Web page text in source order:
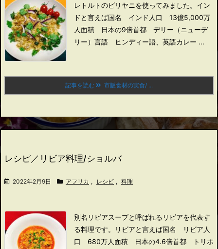
レトルトのビリヤニを使ってみました。 イン
ドと言えば国名 インド 人口 13億5,000万
人面積 日本の9倍首都 デリー（ニューデ
リー） 言語 ヒンディー語、英語カレー ...
記事を読む 市販食材の実食/ ...
レシピ／リビア料理/ショルバ
2022年2月9日 アフリカ , レシピ , 料理
別名リビアスープと呼ばれるリビアを代表す
る料理です。
リビアと言えば国名 リビア 人
口 680万人面積 日本の4.6倍首都 トリポ